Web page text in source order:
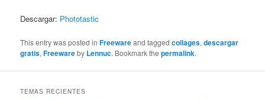
Descargar: Phototastic
This entry was posted inFreewareand taggedcollages,descargar
gratis,Freewareby Lennuc. Bookmark thepermalink.
TEMAS RECIENTES